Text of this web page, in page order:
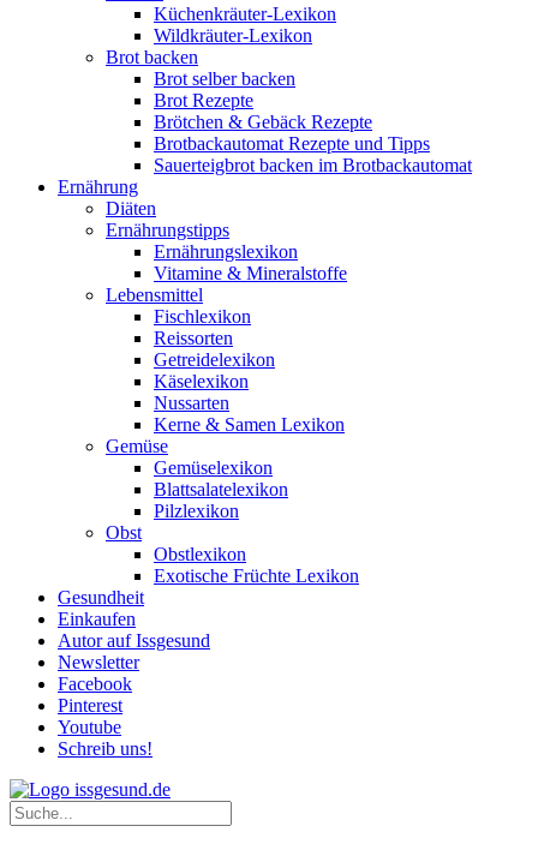
Küchenkräuter-Lexikon
Wildkräuter-Lexikon
Brot backen
Brot selber backen
Brot Rezepte
Brötchen & Gebäck Rezepte
Brotbackautomat Rezepte und Tipps
Sauerteigbrot backen im Brotbackautomat
Ernährung
Diäten
Ernährungstipps
Ernährungslexikon
Vitamine & Mineralstoffe
Lebensmittel
Fischlexikon
Reissorten
Getreidelexikon
Käselexikon
Nussarten
Kerne & Samen Lexikon
Gemüse
Gemüselexikon
Blattsalatelexikon
Pilzlexikon
Obst
Obstlexikon
Exotische Früchte Lexikon
Gesundheit
Einkaufen
Autor auf Issgesund
Newsletter
Facebook
Pinterest
Youtube
Schreib uns!